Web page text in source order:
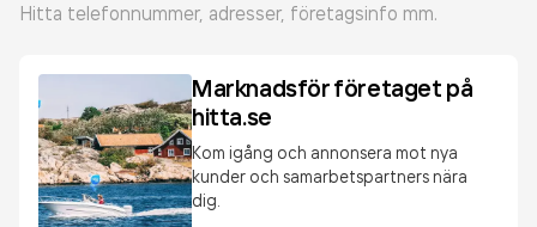
Hitta telefonnummer, adresser, företagsinfo mm.
Marknadsför företaget på
hitta.se
Kom igång och annonsera mot nya
kunder och samarbetspartners nära
dig.